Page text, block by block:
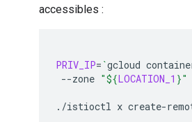
accessibles :
PRIV_IP= `gcloud
--zone "${LOCATION_1 }"
./istioctl x create-